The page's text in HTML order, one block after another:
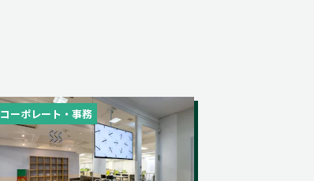
コーポレート・事務